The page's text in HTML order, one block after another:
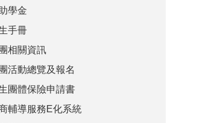
學金
手冊
相關資訊
活動總覽及報名
團體保險申請書
輔導服務E化系統